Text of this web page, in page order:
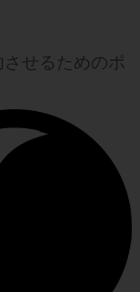
せるためのポ